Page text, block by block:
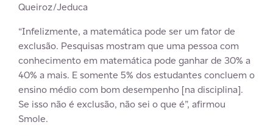
Queiroz/Jeduca
“Infelizmente, a matemática pode ser um fator de
exclusão. Pesquisas mostram que uma pessoa com
conhecimento em matemática pode ganhar de 30% a
40% a mais. E somente 5% dos estudantes concluem o
ensino médio com bom desempenho [na disciplina].
Se isso não é exclusão, não sei o que é”, afirmou
Smole.